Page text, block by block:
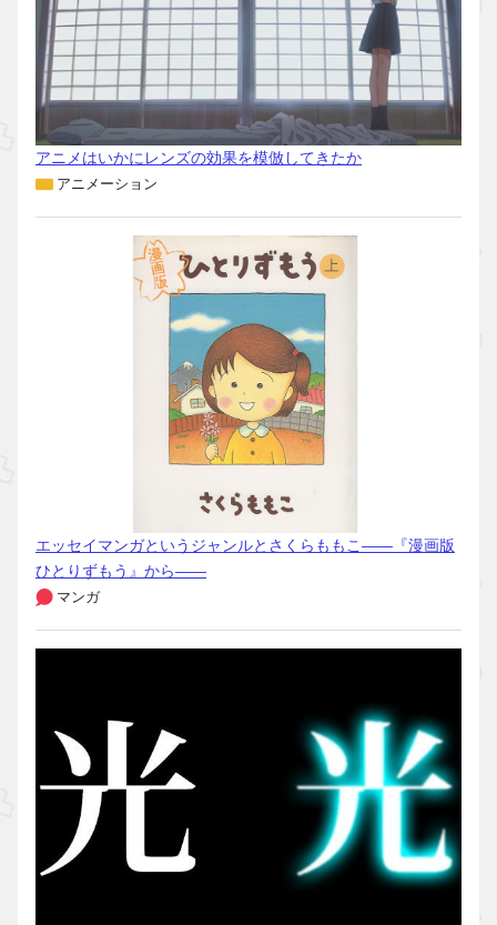
アニメはいかにレンズの効果を模倣してきたか
アニメーション
エッセイマンガというジャンルとさくらももこ――『漫画版
ひとりずもう』から――
マンガ